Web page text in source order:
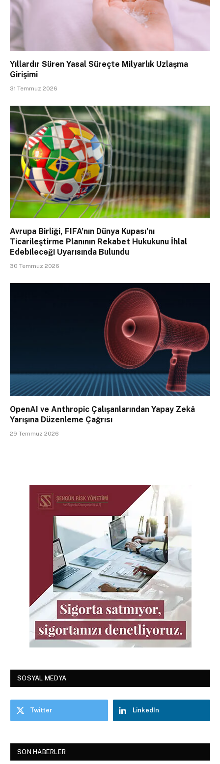
Yıllardır Süren Yasal Süreçte Milyarlık Uzlaşma
Girişimi
31 Temmuz 2026
Avrupa Birliği, FIFA’nın Dünya Kupası’nı
Ticarileştirme Planının Rekabet Hukukunu İhlal
Edebileceği Uyarısında Bulundu
30 Temmuz 2026
OpenAI ve Anthropic Çalışanlarından Yapay Zekâ
Yarışına Düzenleme Çağrısı
29 Temmuz 2026
SOSYAL MEDYA
Twitter LinkedIn
SON HABERLER